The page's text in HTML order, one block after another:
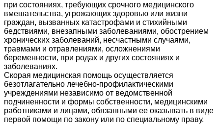
при состояниях, требующих срочного медицинского
вмешательства, угрожающих здоровью или жизни
граждан, вызванных катастрофами и стихийными
бедствиями, внезапными заболеваниями, обострением
хронических заболеваний, несчастными случаями,
травмами и отравлениями, осложнениями
беременности, при родах и других состояниях и
заболеваниях.
Скорая медицинская помощь осуществляется
безотлагательно лечебно-профилактическими
учреждениями независимо от ведомственной
подчиненности и формы собственности, медицинскими
работниками и лицами, обязанными ее оказывать в виде
первой помощи по закону или по специальному праву.